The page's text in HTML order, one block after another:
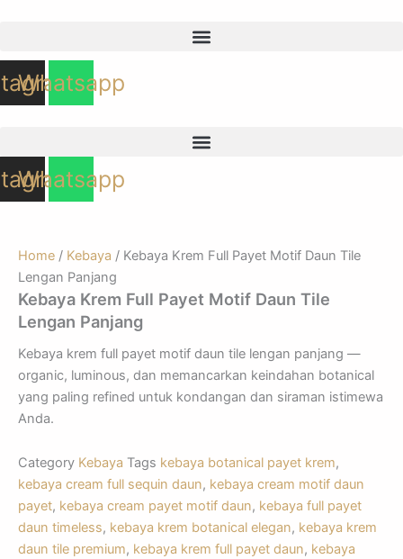
Whatsapp
Whatsapp
Home / Kebaya / Kebaya Krem Full Payet Motif Daun Tile
Lengan Panjang
Kebaya Krem Full Payet Motif Daun Tile
Lengan Panjang
Kebaya krem full payet motif daun tile lengan panjang —
organic, luminous, dan memancarkan keindahan botanical
yang paling refined untuk kondangan dan siraman istimewa
Anda.
Category Kebaya Tags kebaya botanical payet krem,
kebaya cream full sequin daun, kebaya cream motif daun
payet, kebaya cream payet motif daun, kebaya full payet
daun timeless, kebaya krem botanical elegan, kebaya krem
daun tile premium, kebaya krem full payet daun, kebaya